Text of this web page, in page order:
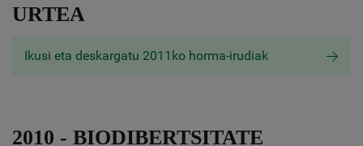
URTEA
Ikusi eta deskargatu 2011ko horma-irudiak
2010 - BIODIBERTSITATE